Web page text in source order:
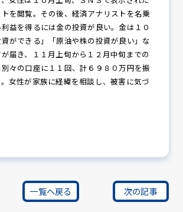
防犯協力会について
を閲覧。その後、経済アナリストを名乗
益を得るには金の投資が良い。金は１０
ができる」「原油や株の投資が良い」な
届き、１１月上旬から１２月中旬までの
々の口座に１１回、計６９８０万円を振
女性が家族に経緯を相談し、被害に気づ
一覧へ戻る 次の記事